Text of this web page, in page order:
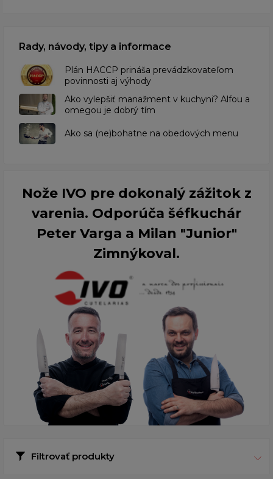
Rady, návody, tipy a informace
​Plán HACCP prináša prevádzkovateľom
povinnosti aj výhody
Ako vylepšiť manažment v kuchyni? Alfou a
omegou je dobrý tím
​Ako sa (ne)bohatne na obedových menu
Nože IVO pre dokonalý zážitok z
varenia. Odporúča šéfkuchár
Peter Varga a Milan "Junior"
Zimnýkoval.
Filtrovať produkty